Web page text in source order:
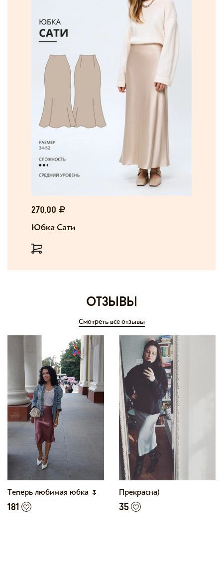
270,00
Юбка Сати
отзывы
Смотреть все отзывы
Теперь любимая юбка 🌷
181
Прекрасна)
35